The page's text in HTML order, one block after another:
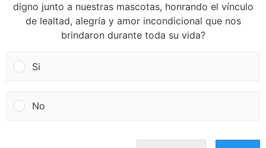
digno junto a nuestras mascotas, honrando el vínculo
de lealtad, alegría y amor incondicional que nos
brindaron durante toda su vida?
Si
No